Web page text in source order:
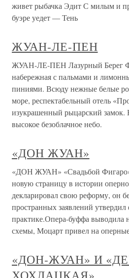
живет рыбачка Эдит С милым и
буэре уедет — Тень
ЖУАН-ЛЕ-ПЕН
ЖУАН-ЛЕ-ПЕН Лазурный Берег
набережная с пальмами и
пиниями. Всюду нежные белые
море, респектабельный отель
изукрашенный рыцарский
высокое безоблачное небо.
«ДОН ЖУАН»
«ДОН ЖУАН» «Свадьбой
новую страницу в истории
декларировал свою реформу, он
пространных заявлений утвердил
практике.Опера-буффа выводила
схемы, Моцарт привел на
«ДОН-ЖУАН» И